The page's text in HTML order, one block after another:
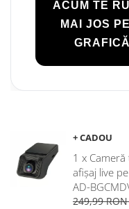
ACUM TE
MAI JOS
+ CADOU
1 x
afișaj live
AD-
249,99